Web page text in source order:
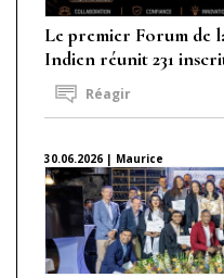
Le premier Forum de
Indien réunit 231
Réagir
30.06.2026 | Maurice